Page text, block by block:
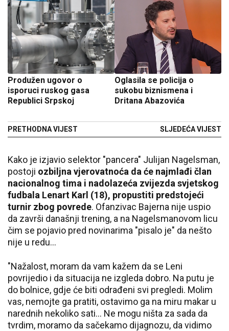
Produžen ugovor o
isporuci ruskog gasa
Republici Srpskoj
PRETHODNA VIJEST
Oglasila se policija o
sukobu biznismena i
Dritana Abazovića
SLJEDEĆA VIJEST
Kako je izjavio selektor "pancera" Julijan Nagelsman,
postoji ozbiljna vjerovatnoća da će najmlađi član
nacionalnog tima i nadolazeća zvijezda svjetskog
fudbala Lenart Karl (18), propustiti predstojeći
turnir zbog povrede. Ofanzivac Bajerna nije uspio
da završi današnji trening, a na Nagelsmanovom licu
čim se pojavio pred novinarima "pisalo je" da nešto
nije u redu...
"Nažalost, moram da vam kažem da se Leni
povrijedio i da situacija ne izgleda dobro. Na putu je
do bolnice, gdje će biti odrađeni svi pregledi. Molim
vas, nemojte ga pratiti, ostavimo ga na miru makar u
narednih nekoliko sati... Ne mogu ništa za sada da
tvrdim, moramo da sačekamo dijagnozu, da vidimo